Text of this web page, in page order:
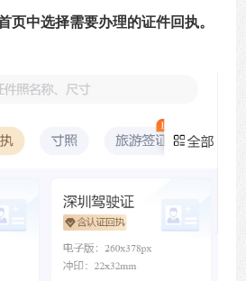
页中选择需要办理的证件回执。